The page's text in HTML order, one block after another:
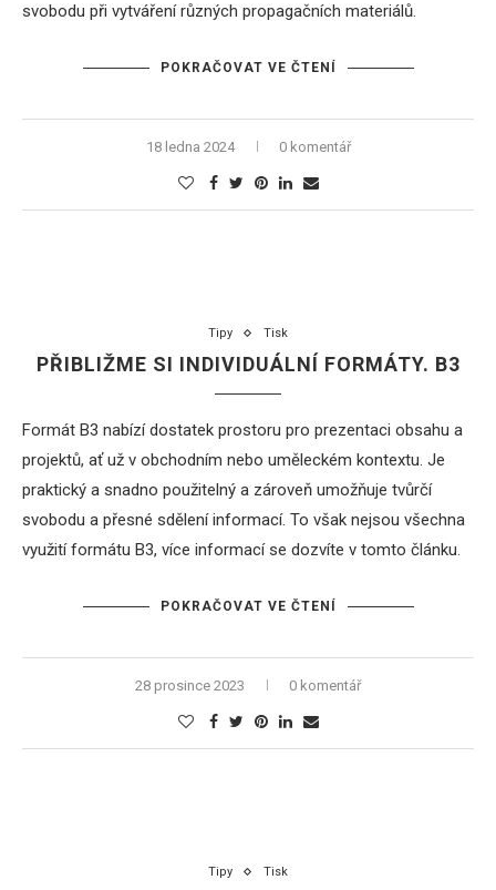
svobodu při vytváření různých propagačních materiálů.
POKRAČOVAT VE ČTENÍ
18 ledna 2024 0 komentář
Tipy Tisk
PŘIBLIŽME SI INDIVIDUÁLNÍ FORMÁTY. B3
Formát B3 nabízí dostatek prostoru pro prezentaci obsahu a
projektů, ať už v obchodním nebo uměleckém kontextu. Je
praktický a snadno použitelný a zároveň umožňuje tvůrčí
svobodu a přesné sdělení informací. To však nejsou všechna
využití formátu B3, více informací se dozvíte v tomto článku.
POKRAČOVAT VE ČTENÍ
28 prosince 2023 0 komentář
Tipy Tisk